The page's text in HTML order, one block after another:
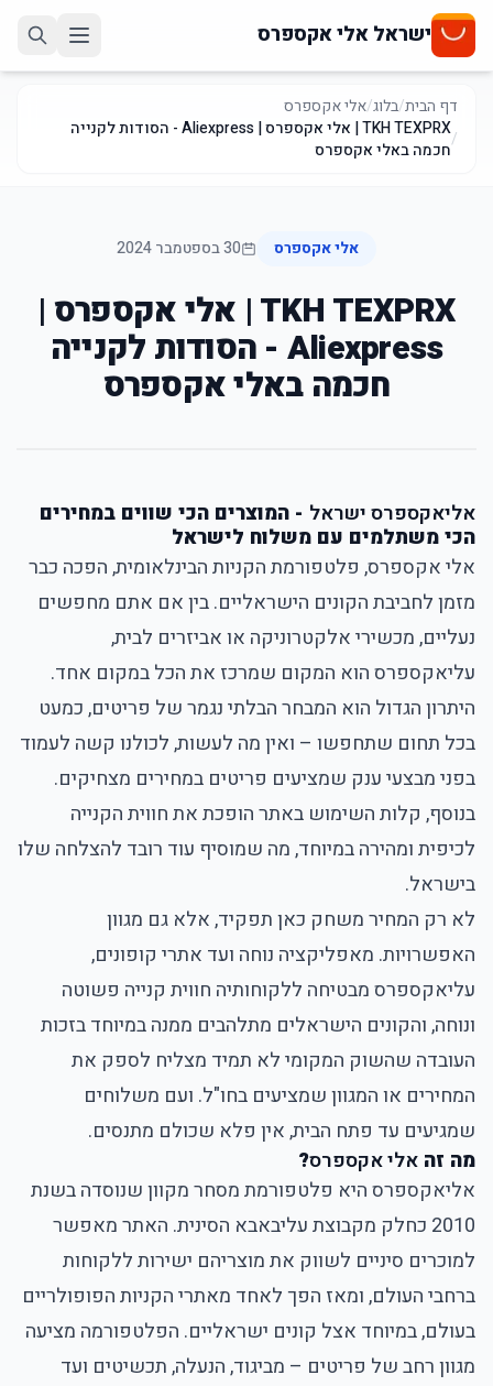
ישראל אלי אקספרס
דף הבית/בלוג/אלי אקספרס
/
TKH TEXPRX | אלי אקספרס | Aliexpress - הסודות לקנייה
חכמה באלי אקספרס
אלי אקספרס 30 בספטמבר 2024
TKH TEXPRX | אלי אקספרס |
Aliexpress - הסודות לקנייה
חכמה באלי אקספרס
אליאקספרס ישראל - המוצרים הכי שווים במחירים
הכי משתלמים עם משלוח לישראל
אלי אקספרס, פלטפורמת הקניות הבינלאומית, הפכה כבר
מזמן לחביבת הקונים הישראליים. בין אם אתם מחפשים
נעליים, מכשירי אלקטרוניקה או אביזרים לבית,
עליאקספרס הוא המקום שמרכז את הכל במקום אחד.
היתרון הגדול הוא המבחר הבלתי נגמר של פריטים, כמעט
בכל תחום שתחפשו – ואין מה לעשות, לכולנו קשה לעמוד
בפני מבצעי ענק שמציעים פריטים במחירים מצחיקים.
בנוסף, קלות השימוש באתר הופכת את חווית הקנייה
לכיפית ומהירה במיוחד, מה שמוסיף עוד רובד להצלחה שלו
בישראל.
לא רק המחיר משחק כאן תפקיד, אלא גם מגוון
האפשרויות. מאפליקציה נוחה ועד אתרי קופונים,
עליאקספרס מבטיחה ללקוחותיה חווית קנייה פשוטה
ונוחה, והקונים הישראלים מתלהבים ממנה במיוחד בזכות
העובדה שהשוק המקומי לא תמיד מצליח לספק את
המחירים או המגוון שמציעים בחו"ל. ועם משלוחים
שמגיעים עד פתח הבית, אין פלא שכולם מתנסים.
מה זה אלי אקספרס?
אליאקספרס היא פלטפורמת מסחר מקוון שנוסדה בשנת
2010 כחלק מקבוצת עליבאבא הסינית. האתר מאפשר
למוכרים סיניים לשווק את מוצריהם ישירות ללקוחות
ברחבי העולם, ומאז הפך לאחד מאתרי הקניות הפופולריים
בעולם, במיוחד אצל קונים ישראליים. הפלטפורמה מציעה
מגוון רחב של פריטים – מביגוד, הנעלה, תכשיטים ועד